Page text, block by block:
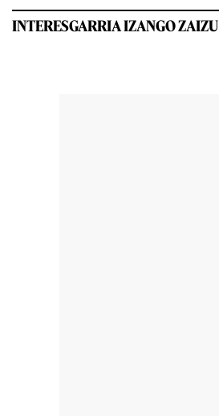
INTERESGARRIA IZANGO ZAIZU